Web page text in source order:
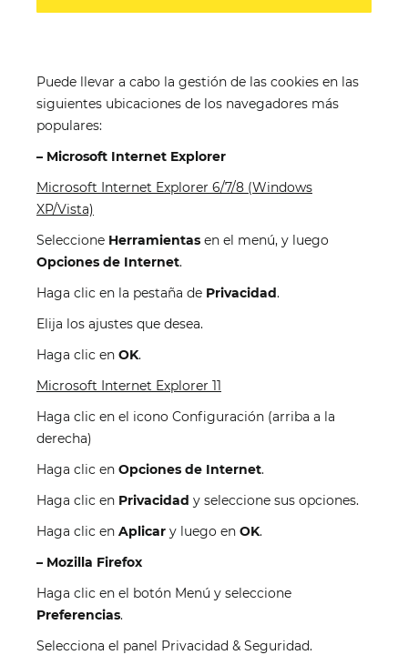
Puede llevar a cabo la gestión de las cookies en las
siguientes ubicaciones de los navegadores más
populares:
– Microsoft Internet Explorer
Microsoft Internet Explorer 6/7/8 (Windows
XP/Vista)
Seleccione Herramientas en el menú, y luego
Opciones de Internet.
Haga clic en la pestaña de Privacidad.
Elija los ajustes que desea.
Haga clic en OK.
Microsoft Internet Explorer 11
Haga clic en el icono Configuración (arriba a la
derecha)
Haga clic en Opciones de Internet.
Haga clic en Privacidad y seleccione sus opciones.
Haga clic en Aplicar y luego en OK.
– Mozilla Firefox
Haga clic en el botón Menú y seleccione
Preferencias.
Selecciona el panel Privacidad & Seguridad.